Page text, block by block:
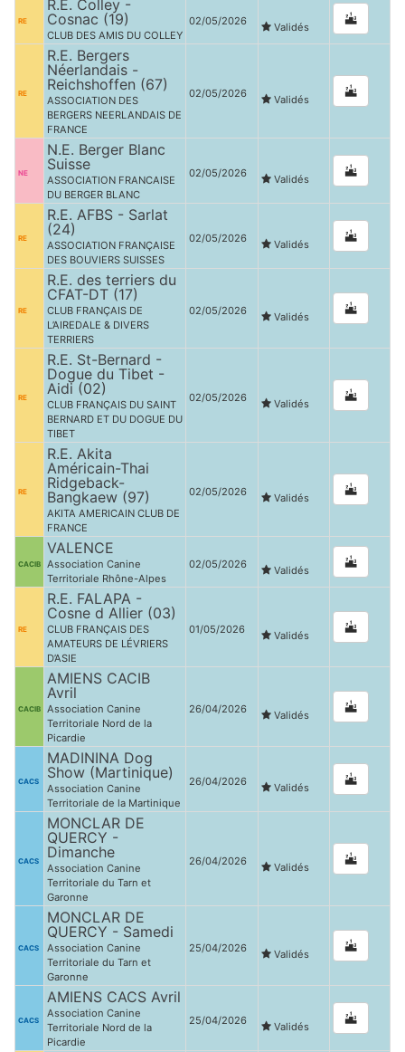
RE
R.E. Colley -
Cosnac (19)
CLUB DES AMIS DU COLLEY
02/05/2026 Validés
RE
R.E. Bergers
Néerlandais -
Reichshoffen (67)
ASSOCIATION DES
BERGERS NEERLANDAIS DE
FRANCE
02/05/2026 Validés
NE
N.E. Berger Blanc
Suisse
ASSOCIATION FRANCAISE
DU BERGER BLANC
02/05/2026 Validés
RE
R.E. AFBS - Sarlat
(24)
ASSOCIATION FRANÇAISE
DES BOUVIERS SUISSES
02/05/2026 Validés
RE
R.E. des terriers du
CFAT-DT (17)
CLUB FRANÇAIS DE
L’AIREDALE & DIVERS
TERRIERS
02/05/2026 Validés
RE
R.E. St-Bernard -
Dogue du Tibet -
Aidi (02)
CLUB FRANÇAIS DU SAINT
BERNARD ET DU DOGUE DU
TIBET
02/05/2026 Validés
RE
R.E. Akita
Américain-Thai
Ridgeback-
Bangkaew (97)
AKITA AMERICAIN CLUB DE
FRANCE
02/05/2026 Validés
CACIB
VALENCE
Association Canine
Territoriale Rhône-Alpes
02/05/2026 Validés
RE
R.E. FALAPA -
Cosne d Allier (03)
CLUB FRANÇAIS DES
AMATEURS DE LÉVRIERS
D’ASIE
01/05/2026 Validés
CACIB
AMIENS CACIB
Avril
Association Canine
Territoriale Nord de la
Picardie
26/04/2026 Validés
CACS
MADININA Dog
Show (Martinique)
Association Canine
Territoriale de la Martinique
26/04/2026 Validés
CACS
MONCLAR DE
QUERCY -
Dimanche
Association Canine
Territoriale du Tarn et
Garonne
26/04/2026 Validés
CACS
MONCLAR DE
QUERCY - Samedi
Association Canine
Territoriale du Tarn et
Garonne
25/04/2026 Validés
CACS
AMIENS CACS Avril
Association Canine
Territoriale Nord de la
Picardie
25/04/2026 Validés